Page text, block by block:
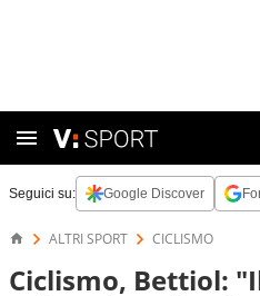
Seguici su: Google Discover
ALTRI SPORT CICLISMO
Ciclismo, Bettiol: